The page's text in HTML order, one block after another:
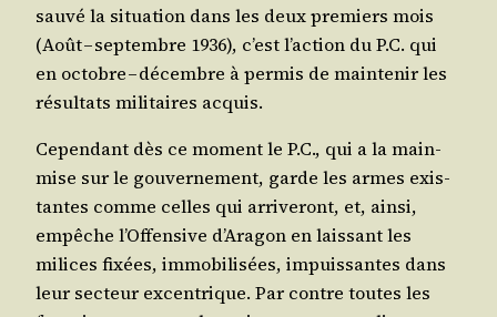
sau­vé la situa­tion dans les deux pre­miers mois
(Août – sep­tembre 1936), c’est l’action du P.C. qui
en octobre – décembre à per­mis de main­te­nir les
résul­tats mili­taires acquis.
Cepen­dant dès ce moment le P.C., qui a la main-
mise sur le gou­ver­ne­ment, garde les armes exis­
tantes comme celles qui arri­ve­ront, et, ain­si,
empêche l’Offensive d’Aragon en lais­sant les
milices fixées, immo­bi­li­sées, impuis­santes dans
leur sec­teur excen­trique. Par contre toutes les